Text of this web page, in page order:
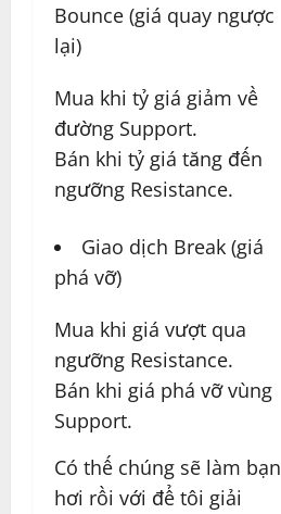
Bounce (giá quay ngược
lại)
Mua khi tỷ giá giảm về
đường Support.
Bán khi tỷ giá tăng đến
ngưỡng Resistance.
Giao dịch Break (giá
phá vỡ)
Mua khi giá vượt qua
ngưỡng Resistance.
Bán khi giá phá vỡ vùng
Support.
Có thế chúng sẽ làm bạn
hơi rồi với để tôi giải